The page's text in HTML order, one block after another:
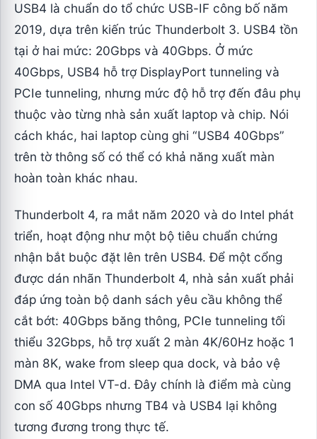
USB4 là chuẩn do tổ chức USB-IF công bố năm
2019, dựa trên kiến trúc Thunderbolt 3. USB4 tồn
tại ở hai mức: 20Gbps và 40Gbps. Ở mức
40Gbps, USB4 hỗ trợ DisplayPort tunneling và
PCIe tunneling, nhưng mức độ hỗ trợ đến đâu phụ
thuộc vào từng nhà sản xuất laptop và chip. Nói
cách khác, hai laptop cùng ghi “USB4 40Gbps”
trên tờ thông số có thể có khả năng xuất màn
hoàn toàn khác nhau.
Thunderbolt 4, ra mắt năm 2020 và do Intel phát
triển, hoạt động như một bộ tiêu chuẩn chứng
nhận bắt buộc đặt lên trên USB4. Để một cổng
được dán nhãn Thunderbolt 4, nhà sản xuất phải
đáp ứng toàn bộ danh sách yêu cầu không thể
cắt bớt: 40Gbps băng thông, PCIe tunneling tối
thiểu 32Gbps, hỗ trợ xuất 2 màn 4K/60Hz hoặc 1
màn 8K, wake from sleep qua dock, và bảo vệ
DMA qua Intel VT-d. Đây chính là điểm mà cùng
con số 40Gbps nhưng TB4 và USB4 lại không
tương đương trong thực tế.